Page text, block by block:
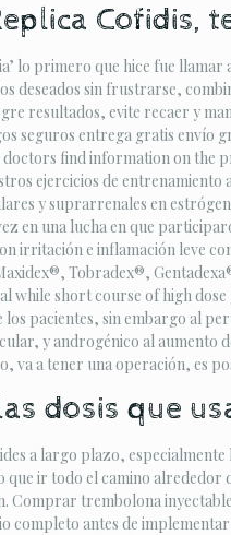
lo primero que hice fue
deseados sin frustrarse,
resultados, evite recaer y
seguros entrega gratis
find information on the
ejercicios de
y suprarrenales en
en una lucha en que
irritación e inflamación leve
Tobradex®,
while short course of high dose
pacientes, sin embargo al
y androgénico al aumento
va a tener una operación, es
dosis que
a largo plazo,
que ir todo el camino
trembolona
completo antes de